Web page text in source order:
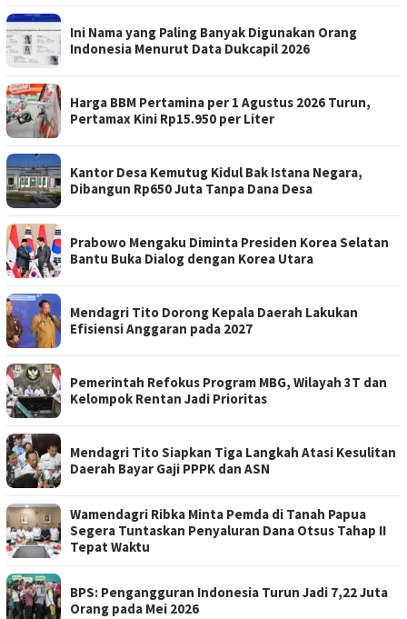
Ini Nama yang Paling Banyak Digunakan Orang
Indonesia Menurut Data Dukcapil 2026
Harga BBM Pertamina per 1 Agustus 2026 Turun,
Pertamax Kini Rp15.950 per Liter
Kantor Desa Kemutug Kidul Bak Istana Negara,
Dibangun Rp650 Juta Tanpa Dana Desa
Prabowo Mengaku Diminta Presiden Korea Selatan
Bantu Buka Dialog dengan Korea Utara
Mendagri Tito Dorong Kepala Daerah Lakukan
Efisiensi Anggaran pada 2027
Pemerintah Refokus Program MBG, Wilayah 3T dan
Kelompok Rentan Jadi Prioritas
Mendagri Tito Siapkan Tiga Langkah Atasi Kesulitan
Daerah Bayar Gaji PPPK dan ASN
Wamendagri Ribka Minta Pemda di Tanah Papua
Segera Tuntaskan Penyaluran Dana Otsus Tahap II
Tepat Waktu
BPS: Pengangguran Indonesia Turun Jadi 7,22 Juta
Orang pada Mei 2026